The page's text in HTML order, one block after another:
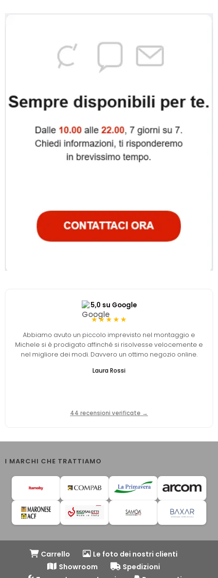
5,0 su Google
★★★★★
Abbiamo avuto un piccolo imprevisto nel montaggio e
Michele si è prodigato affinché si risolvesse velocemente e
nel migliore dei modi. Davvero un ottimo negozio online.
Laura Rossi
44 recensioni verificate →
I MARCHI CHE TRATTIAMO
Carrello
Le foto dei nostri clienti
Showroom
Spedizioni